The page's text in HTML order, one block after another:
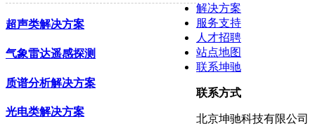
超声类解决方案
气象雷达遥感探测
质谱分析解决方案
光电类解决方案
解决方案
服务支持
人才招聘
站点地图
联系坤驰
联系方式
北京坤驰科技有限公司